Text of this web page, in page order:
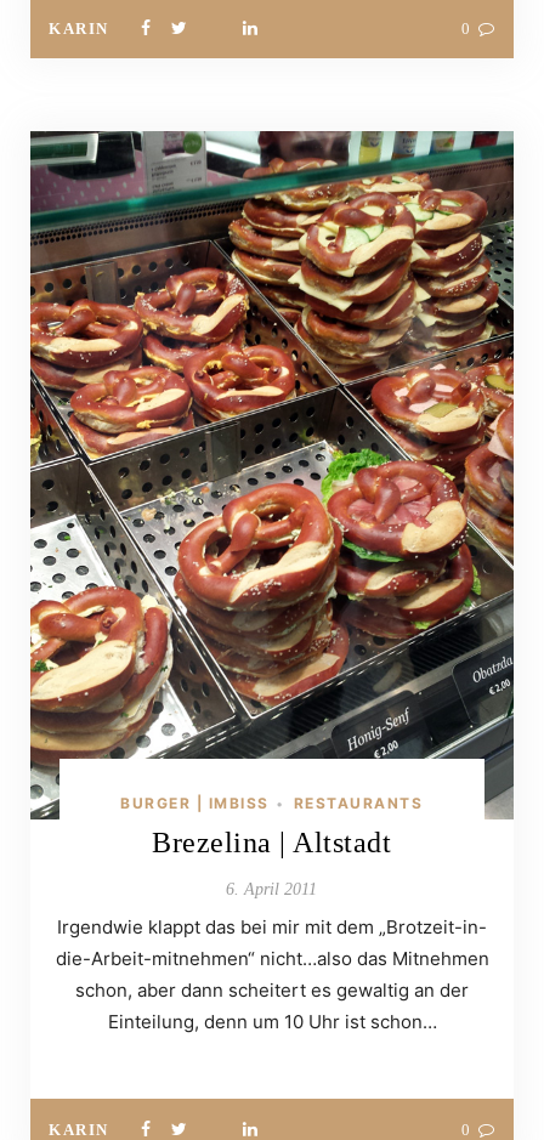
KARIN 0
BURGER | IMBISS • RESTAURANTS
Brezelina | Altstadt
6. April 2011
Irgendwie klappt das bei mir mit dem „Brotzeit-in-
die-Arbeit-mitnehmen“ nicht…also das Mitnehmen
schon, aber dann scheitert es gewaltig an der
Einteilung, denn um 10 Uhr ist schon…
KARIN 0